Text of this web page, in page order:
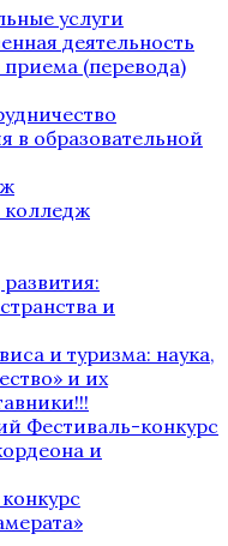
услуги
деятельность
(перевода)
в образовательной
и
и туризма: наука,
и их
Фестиваль-конкурс
и